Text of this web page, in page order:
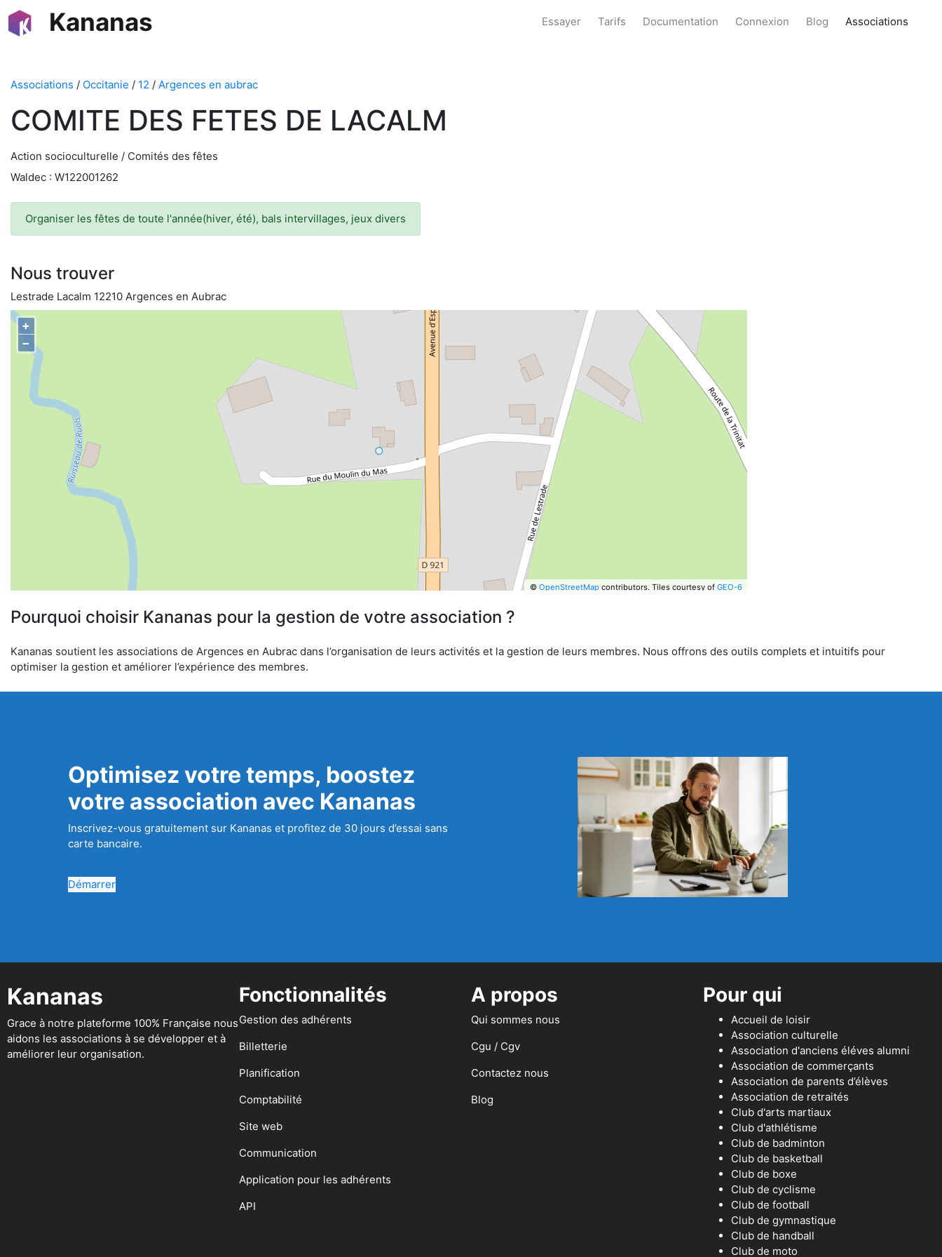
Kananas Essayer Tarifs Documentation Connexion Blog Associations
Associations / Occitanie / 12 / Argences en aubrac
COMITE DES FETES DE LACALM
Action socioculturelle / Comités des fêtes
Waldec : W122001262
Organiser les fêtes de toute l'année(hiver, été), bals intervillages, jeux divers
Nous trouver
Lestrade Lacalm 12210 Argences en Aubrac
+
−
© OpenStreetMapcontributors. Tiles courtesy of GEO-6
Pourquoi choisir Kananas pour la gestion de votre association ?
Kananas soutient les associations de Argences en Aubrac dans l’organisation de leurs activités et la gestion de leurs membres. Nous offrons des outils complets et intuitifs pour
optimiser la gestion et améliorer l’expérience des membres.
Optimisez votre temps, boostez
votre association avec Kananas
Inscrivez-vous gratuitement sur Kananas et profitez de 30 jours d’essai sans
carte bancaire.
Démarrer
Kananas
Grace à notre plateforme 100% Française nous
aidons les associations à se développer et à
améliorer leur organisation.
Fonctionnalités
Gestion des adhérents
Billetterie
Planification
Comptabilité
Site web
Communication
Application pour les adhérents
API
A propos
Qui sommes nous
Cgu / Cgv
Contactez nous
Blog
Pour qui
Accueil de loisir
Association culturelle
Association d'anciens éléves alumni
Association de commerçants
Association de parents d’élèves
Association de retraités
Club d'arts martiaux
Club d'athlétisme
Club de badminton
Club de basketball
Club de boxe
Club de cyclisme
Club de football
Club de gymnastique
Club de handball
Club de moto